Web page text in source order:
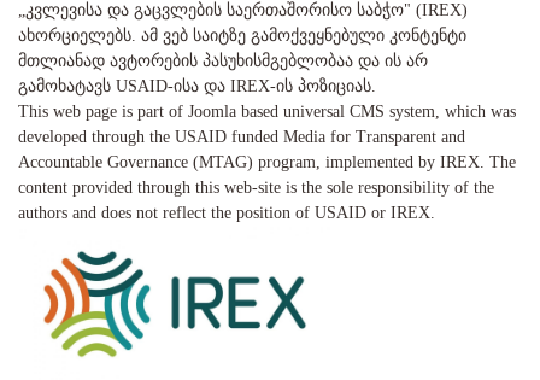
„კვლევისა და გაცვლების საერთაშორისო საბჭო" (IREX)
ახორციელებს. ამ ვებ საიტზე გამოქვეყნებული კონტენტი
მთლიანად ავტორების პასუხისმგებლობაა და ის არ
გამოხატავს USAID-ისა და IREX-ის პოზიციას.
This web page is part of Joomla based universal CMS system, which was
developed through the USAID funded Media for Transparent and
Accountable Governance (MTAG) program, implemented by IREX. The
content provided through this web-site is the sole responsibility of the
authors and does not reflect the position of USAID or IREX.